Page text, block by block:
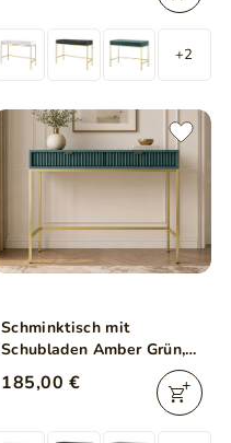
+2
Schminktisch mit
Schubladen Amber Grün,
Gold Frame
185,00 €